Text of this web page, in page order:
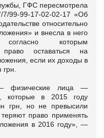
ГФС пересмотрела
99-99-17-02-02-17 «Об
относительно
и внесла в него
которым
право оставаться на
если их доходы в
— физические лица —
которые в 2015 году
грн, но не превысили
право применять
в 2016 году», —